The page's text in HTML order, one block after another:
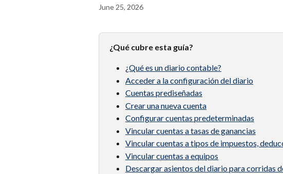
June 25, 2026
¿Qué cubre esta guía?
¿Qué es un diario contable?
Acceder a la configuración del diario
Cuentas prediseñadas
Crear una nueva cuenta
Configurar cuentas predeterminadas
Vincular cuentas a tasas de ganancias
Vincular cuentas a tipos de impuestos,
Vincular cuentas a equipos
Descargar asientos del diario para corridas